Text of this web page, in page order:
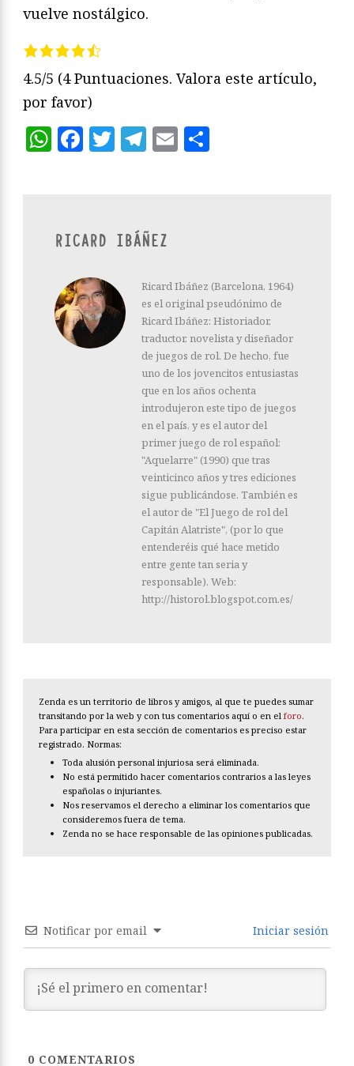
vuelve nostálgico.
4.5/5 (4 Puntuaciones. Valora este artículo,
por favor)
WhatsApp
Facebook
Twitter
Telegram
Email
RICARD IBÁÑEZ
Ricard Ibáñez (Barcelona, 1964)
es el original pseudónimo de
Ricard Ibáñez: Historiador,
traductor, novelista y diseñador
de juegos de rol. De hecho, fue
uno de los jovencitos entusiastas
que en los años ochenta
introdujeron este tipo de juegos
en el país, y es el autor del
primer juego de rol español:
"Aquelarre" (1990) que tras
veinticinco años y tres ediciones
sigue publicándose. También es
el autor de "El Juego de rol del
Capitán Alatriste", (por lo que
entenderéis qué hace metido
entre gente tan seria y
responsable). Web:
http://historol.blogspot.com.es/
Zenda es un territorio de libros y amigos, al que te puedes sumar
transitando por la web y con tus comentarios aquí o en el foro.
Para participar en esta sección de comentarios es preciso estar
registrado. Normas:
Toda alusión personal injuriosa será eliminada.
No está permitido hacer comentarios contrarios a las leyes
españolas o injuriantes.
Nos reservamos el derecho a eliminar los comentarios que
consideremos fuera de tema.
Zenda no se hace responsable de las opiniones publicadas.
Notificar por email Iniciar sesión
0 COMENTARIOS